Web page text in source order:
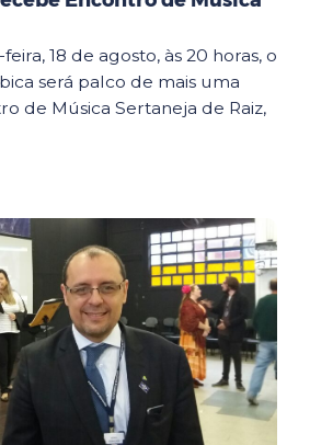
18 de agosto, às 20 horas, o
será palco de mais uma
de Música Sertaneja de Raiz,